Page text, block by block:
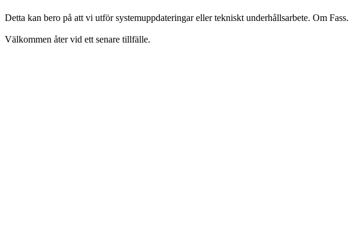
Detta kan bero på att vi utför systemuppdateringar eller tekniskt underhållsarbete. Om
Välkommen åter vid ett senare tillfälle.